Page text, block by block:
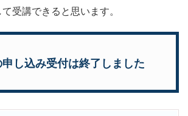
受講できると思います。
し込み受付は終了しました